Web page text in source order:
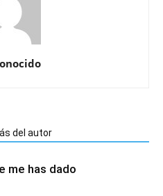
del autor
me has dado